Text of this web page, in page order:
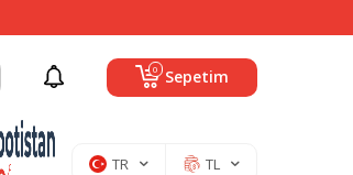
0 Sepetim
TR TL